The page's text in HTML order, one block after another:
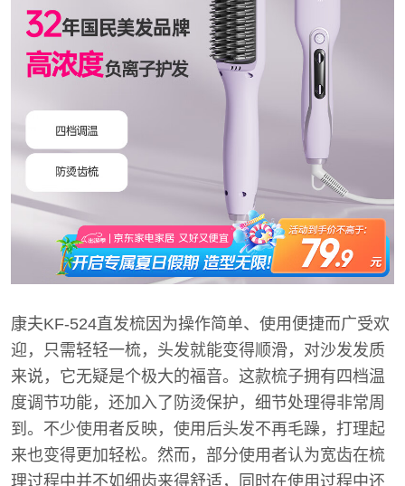
康夫KF-524直发梳因为操作简单、使用便捷而广受欢
迎，只需轻轻一梳，头发就能变得顺滑，对沙发发质
来说，它无疑是个极大的福音。这款梳子拥有四档温
度调节功能，还加入了防烫保护，细节处理得非常周
到。不少使用者反映，使用后头发不再毛躁，打理起
来也变得更加轻松。然而，部分使用者认为宽齿在梳
理过程中并不如细齿来得舒适，同时在使用过程中还